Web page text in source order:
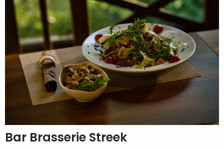
Bar Brasserie Streek